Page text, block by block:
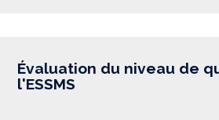
Évaluation du niveau de
l'ESSMS